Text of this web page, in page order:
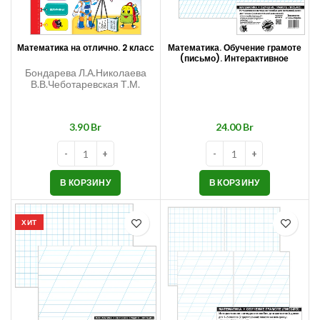
Математика на отлично. 2 класс
Бондарева Л.А.Николаева
В.В.Чеботаревская Т.М.
Br
В КОРЗИНУ
Математика. Обучение грамоте
(письмо). Интерактивное
Br
В КОРЗИНУ
ХИТ